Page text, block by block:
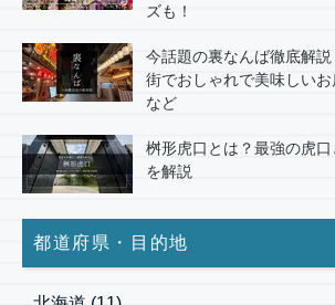
ズも！
今話題の裏なんば徹底解
街でおしゃれで美味しい
など
桝形虎口とは？最強の虎
を解説
都道府県・目的地